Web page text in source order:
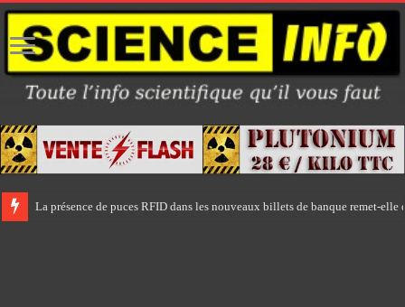
La présence de puces RFID dans les nouveaux billets de banque remet-